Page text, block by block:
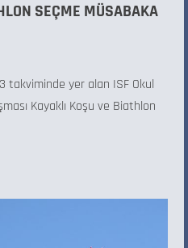
SEÇME MÜSABAKA
takviminde yer alan ISF Okul
Kayaklı Koşu ve Biathlon